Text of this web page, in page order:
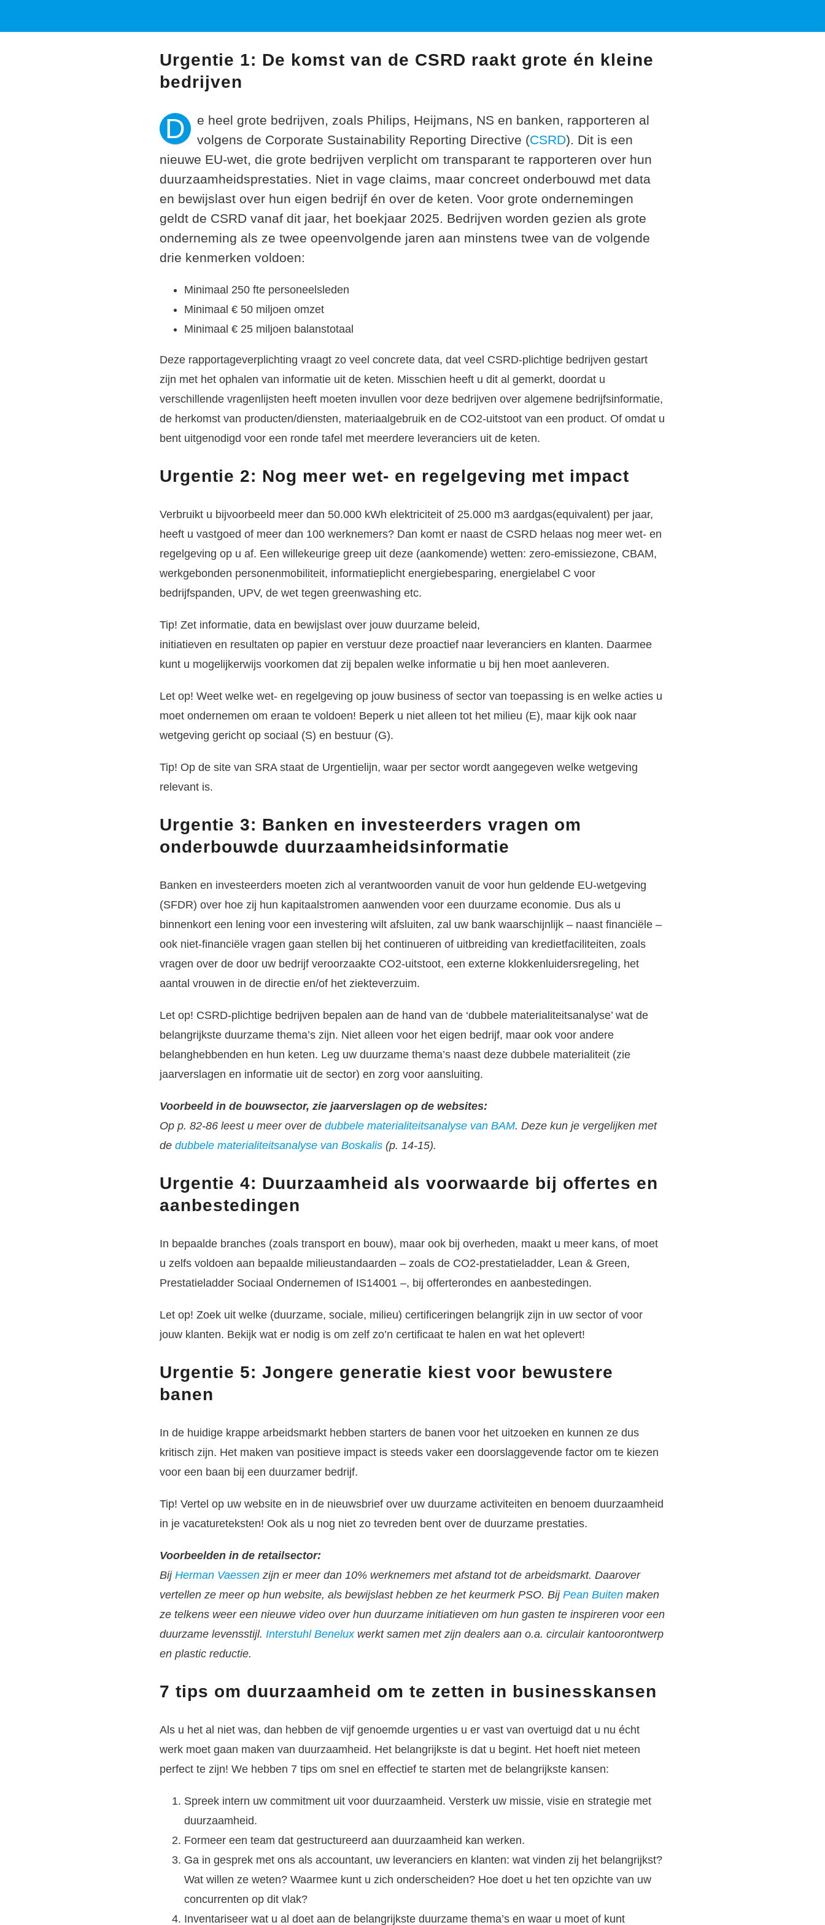
Urgentie 1: De komst van de CSRD raakt grote én kleine
bedrijven
D
e heel grote bedrijven, zoals Philips, Heijmans, NS en banken, rapporteren al
volgens de Corporate Sustainability Reporting Directive (CSRD). Dit is een
nieuwe EU-wet, die grote bedrijven verplicht om transparant te rapporteren over hun
duurzaamheidsprestaties. Niet in vage claims, maar concreet onderbouwd met data
en bewijslast over hun eigen bedrijf én over de keten. Voor grote ondernemingen
geldt de CSRD vanaf dit jaar, het boekjaar 2025. Bedrijven worden gezien als grote
onderneming als ze twee opeenvolgende jaren aan minstens twee van de volgende
drie kenmerken voldoen:
Minimaal 250 fte personeelsleden
Minimaal € 50 miljoen omzet
Minimaal € 25 miljoen balanstotaal
Deze rapportageverplichting vraagt zo veel concrete data, dat veel CSRD-plichtige bedrijven gestart
zijn met het ophalen van informatie uit de keten. Misschien heeft u dit al gemerkt, doordat u
verschillende vragenlijsten heeft moeten invullen voor deze bedrijven over algemene bedrijfsinformatie,
de herkomst van producten/diensten, materiaalgebruik en de CO2-uitstoot van een product. Of omdat u
bent uitgenodigd voor een ronde tafel met meerdere leveranciers uit de keten.
Urgentie 2: Nog meer wet- en regelgeving met impact
Verbruikt u bijvoorbeeld meer dan 50.000 kWh elektriciteit of 25.000 m3 aardgas(equivalent) per jaar,
heeft u vastgoed of meer dan 100 werknemers? Dan komt er naast de CSRD helaas nog meer wet- en
regelgeving op u af. Een willekeurige greep uit deze (aankomende) wetten: zero-emissiezone, CBAM,
werkgebonden personenmobiliteit, informatieplicht energiebesparing, energielabel C voor
bedrijfspanden, UPV, de wet tegen greenwashing etc.
Tip!Zet informatie, data en bewijslast over jouw duurzame beleid,
initiatieven en resultaten op papier en verstuur deze proactief naar leveranciers en klanten. Daarmee
kunt u mogelijkerwijs voorkomen dat zij bepalen welke informatie u bij hen moet aanleveren.
Let op! Weet welke wet- en regelgeving op jouw business of sector van toepassing is en welke acties u
moet ondernemen om eraan te voldoen! Beperk u niet alleen tot het milieu (E), maar kijk ook naar
wetgeving gericht op sociaal (S) en bestuur (G).
Tip! Op de site van SRA staat de Urgentielijn, waar per sector wordt aangegeven welke wetgeving
relevant is.
Urgentie 3: Banken en investeerders vragen om
onderbouwde duurzaamheidsinformatie
Banken en investeerders moeten zich al verantwoorden vanuit de voor hun geldende EU-wetgeving
(SFDR) over hoe zij hun kapitaalstromen aanwenden voor een duurzame economie. Dus als u
binnenkort een lening voor een investering wilt afsluiten, zal uw bank waarschijnlijk – naast financiële –
ook niet-financiële vragen gaan stellen bij het continueren of uitbreiding van kredietfaciliteiten, zoals
vragen over de door uw bedrijf veroorzaakte CO2-uitstoot, een externe klokkenluidersregeling, het
aantal vrouwen in de directie en/of het ziekteverzuim.
Let op! CSRD-plichtige bedrijven bepalen aan de hand van de ‘dubbele materialiteitsanalyse’ wat de
belangrijkste duurzame thema’s zijn. Niet alleen voor het eigen bedrijf, maar ook voor andere
belanghebbenden en hun keten. Leg uw duurzame thema’s naast deze dubbele materialiteit (zie
jaarverslagen en informatie uit de sector) en zorg voor aansluiting.
Voorbeeld in de bouwsector, zie jaarverslagen op de websites:
Op p. 82-86 leest u meer over dedubbele materialiteitsanalyse van BAM. Deze kun je vergelijken met
dedubbele materialiteitsanalyse van Boskalis (p. 14-15).
Urgentie 4: Duurzaamheid als voorwaarde bij offertes en
aanbestedingen
In bepaalde branches (zoals transport en bouw), maar ook bij overheden, maakt u meer kans, of moet
u zelfs voldoen aan bepaalde milieustandaarden – zoals de CO2-prestatieladder, Lean & Green,
Prestatieladder Sociaal Ondernemen of IS14001 –, bij offerterondes en aanbestedingen.
Let op! Zoek uit welke (duurzame, sociale, milieu) certificeringen belangrijk zijn in uw sector of voor
jouw klanten. Bekijk wat er nodig is om zelf zo’n certificaat te halen en wat het oplevert!
Urgentie 5: Jongere generatie kiest voor bewustere
banen
In de huidige krappe arbeidsmarkt hebben starters de banen voor het uitzoeken en kunnen ze dus
kritisch zijn. Het maken van positieve impact is steeds vaker een doorslaggevende factor om te kiezen
voor een baan bij een duurzamer bedrijf.
Tip!Vertel op uw website en in de nieuwsbrief over uw duurzame activiteiten en benoem duurzaamheid
in je vacatureteksten! Ook als u nog niet zo tevreden bent over de duurzame prestaties.
Voorbeelden in de retailsector:
BijHerman Vaessen zijn er meer dan 10% werknemers met afstand tot de arbeidsmarkt. Daarover
vertellen ze meer op hun website, als bewijslast hebben ze het keurmerk PSO. BijPean Buiten maken
ze telkens weer een nieuwe video over hun duurzame initiatieven om hun gasten te inspireren voor een
duurzame levensstijl.Interstuhl Beneluxwerkt samen met zijn dealers aan o.a. circulair kantoorontwerp
en plastic reductie.
7 tips om duurzaamheid om te zetten in businesskansen
Als u het al niet was, dan hebben de vijf genoemde urgenties u er vast van overtuigd dat u nu écht
werk moet gaan maken van duurzaamheid. Het belangrijkste is dat u begint. Het hoeft niet meteen
perfect te zijn! We hebben 7 tips om snel en effectief te starten met de belangrijkste kansen:
Spreek intern uw commitment uit voor duurzaamheid. Versterk uw missie, visie en strategie met
duurzaamheid.
Formeer een team dat gestructureerd aan duurzaamheid kan werken.
Ga in gesprek met ons als accountant, uw leveranciers en klanten: wat vinden zij het belangrijkst?
Wat willen ze weten? Waarmee kunt u zich onderscheiden? Hoe doet u het ten opzichte van uw
concurrenten op dit vlak?
Inventariseer wat u al doet aan de belangrijkste duurzame thema’s en waar u moet of kunt